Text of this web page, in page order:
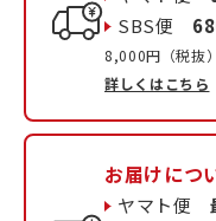
SBS便
8,000円（税抜
詳しくはこちら
お届けにつ
ヤマト便